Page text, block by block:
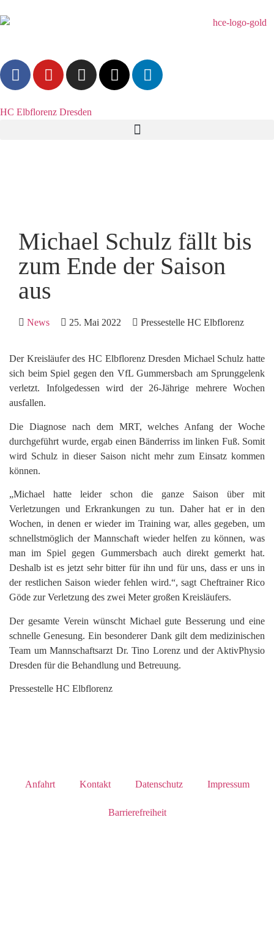
HC Elbflorenz Dresden
Michael Schulz fällt bis
zum Ende der Saison
aus
News 25. Mai 2022 Pressestelle HC Elbflorenz
Der Kreisläufer des HC Elbflorenz Dresden Michael Schulz hatte
sich beim Spiel gegen den VfL Gummersbach am Sprunggelenk
verletzt. Infolgedessen wird der 26-Jährige mehrere Wochen
ausfallen.
Die Diagnose nach dem MRT, welches Anfang der Woche
durchgeführt wurde, ergab einen Bänderriss im linken Fuß. Somit
wird Schulz in dieser Saison nicht mehr zum Einsatz kommen
können.
„Michael hatte leider schon die ganze Saison über mit
Verletzungen und Erkrankungen zu tun. Daher hat er in den
Wochen, in denen er wieder im Training war, alles gegeben, um
schnellstmöglich der Mannschaft wieder helfen zu können, was
man im Spiel gegen Gummersbach auch direkt gemerkt hat.
Deshalb ist es jetzt sehr bitter für ihn und für uns, dass er uns in
der restlichen Saison wieder fehlen wird.“, sagt Cheftrainer Rico
Göde zur Verletzung des zwei Meter großen Kreisläufers.
Der gesamte Verein wünscht Michael gute Besserung und eine
schnelle Genesung. Ein besonderer Dank gilt dem medizinischen
Team um Mannschaftsarzt Dr. Tino Lorenz und der AktivPhysio
Dresden für die Behandlung und Betreuung.
Pressestelle HC Elbflorenz
Anfahrt Kontakt Datenschutz Impressum
Barrierefreiheit